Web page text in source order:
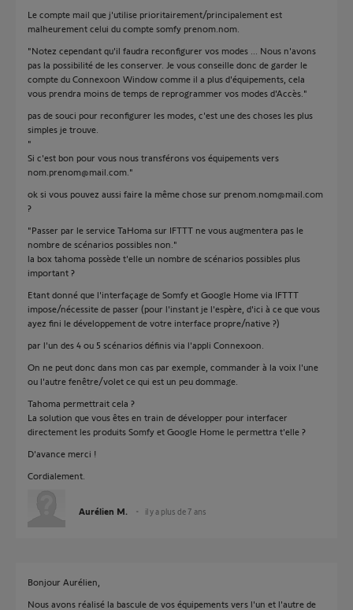
Le compte mail que j'utilise prioritairement/principalement est
malheurement celui du compte somfy prenom.nom.
"Notez cependant qu'il faudra reconfigurer vos modes ... Nous n'avons
pas la possibilité de les conserver. Je vous conseille donc de garder le
compte du Connexoon Window comme il a plus d'équipements, cela
vous prendra moins de temps de reprogrammer vos modes d'Accès."
pas de souci pour reconfigurer les modes, c'est une des choses les plus
simples je trouve.
"
Si c'est bon pour vous nous transférons vos équipements vers
nom.prenom@mail.com."
ok si vous pouvez aussi faire la même chose sur prenom.nom@mail.com
?
"Passer par le service TaHoma sur IFTTT ne vous augmentera pas le
nombre de scénarios possibles non."
la box tahoma possède t'elle un nombre de scénarios possibles plus
important ?
Etant donné que l'interfaçage de Somfy et Google Home via IFTTT
impose/nécessite de passer (pour l'instant je l'espère, d'ici à ce que vous
ayez fini le développement de votre interface propre/native ?)
par l'un des 4 ou 5 scénarios définis via l'appli Connexoon.
On ne peut donc dans mon cas par exemple, commander à la voix l'une
ou l'autre fenêtre/volet ce qui est un peu dommage.
Tahoma permettrait cela ?
La solution que vous êtes en train de développer pour interfacer
directement les produits Somfy et Google Home le permettra t'elle ?
D'avance merci !
Cordialement.
Aurélien M. il y a plus de 7 ans
Bonjour Aurélien,
Nous avons réalisé la bascule de vos équipements vers l'un et l'autre de